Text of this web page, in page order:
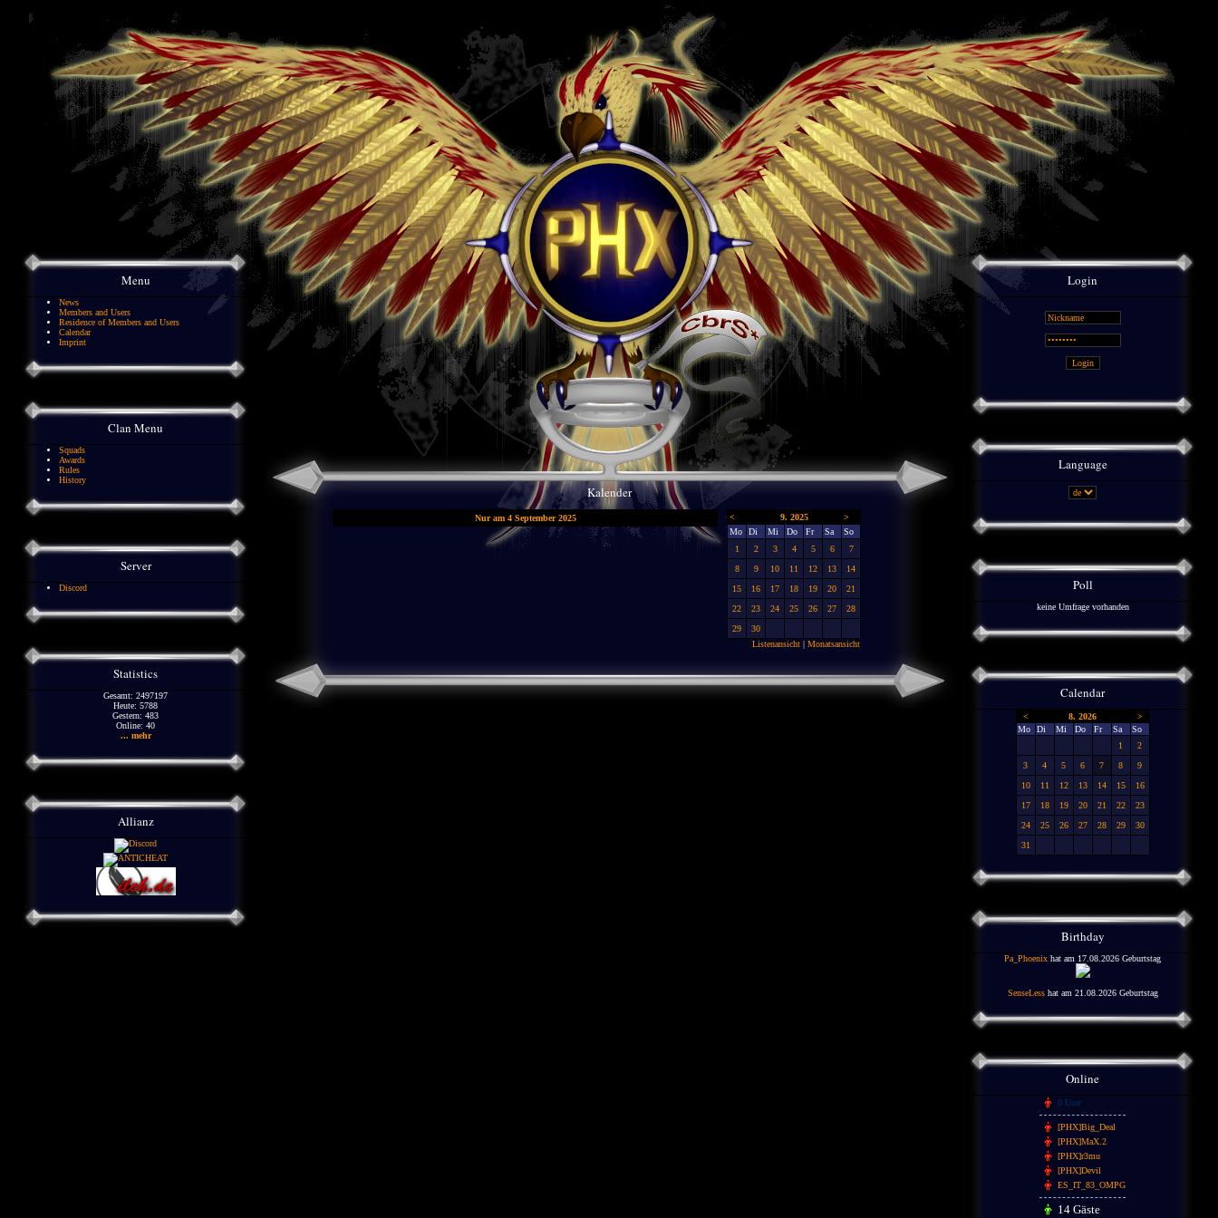
Menu
News
Members and Users
Residence of Members and Users
Calendar
Imprint
Clan Menu
Squads
Awards
Rules
History
Server
Discord
Statistics
Gesamt: 2497197
Heute: 5788
Gestern: 483
Online: 40
... mehr
Allianz
Kalender
Nur am 4 September 2025 < 9. 2025
>
Mo
Di Mi Do Fr Sa
So
1
2 3 4 5 6
7
8
9 10 11 12 13
14
15
16 17 18 19 20
21
22
23 24 25 26 27
28
29
30
Listenansicht | Monatsansicht
Login
Language
Poll
keine Umfrage vorhanden
Calendar
< 8. 2026
>
Mo
Di Mi Do Fr Sa
So
1
2
3
4 5 6 7 8
9
10
11 12 13 14 15
16
17
18 19 20 21 22
23
24
25 26 27 28 29
30
31
Birthday
Pa_Phoenix hat am 17.08.2026 Geburtstag
SenseLesshat am 21.08.2026 Geburtstag
Online
0 User
[PHX]Big_Deal
[PHX]MaX.2
[PHX]r3mu
[PHX]Devil
ES_IT_83_OMPG
14 Gäste